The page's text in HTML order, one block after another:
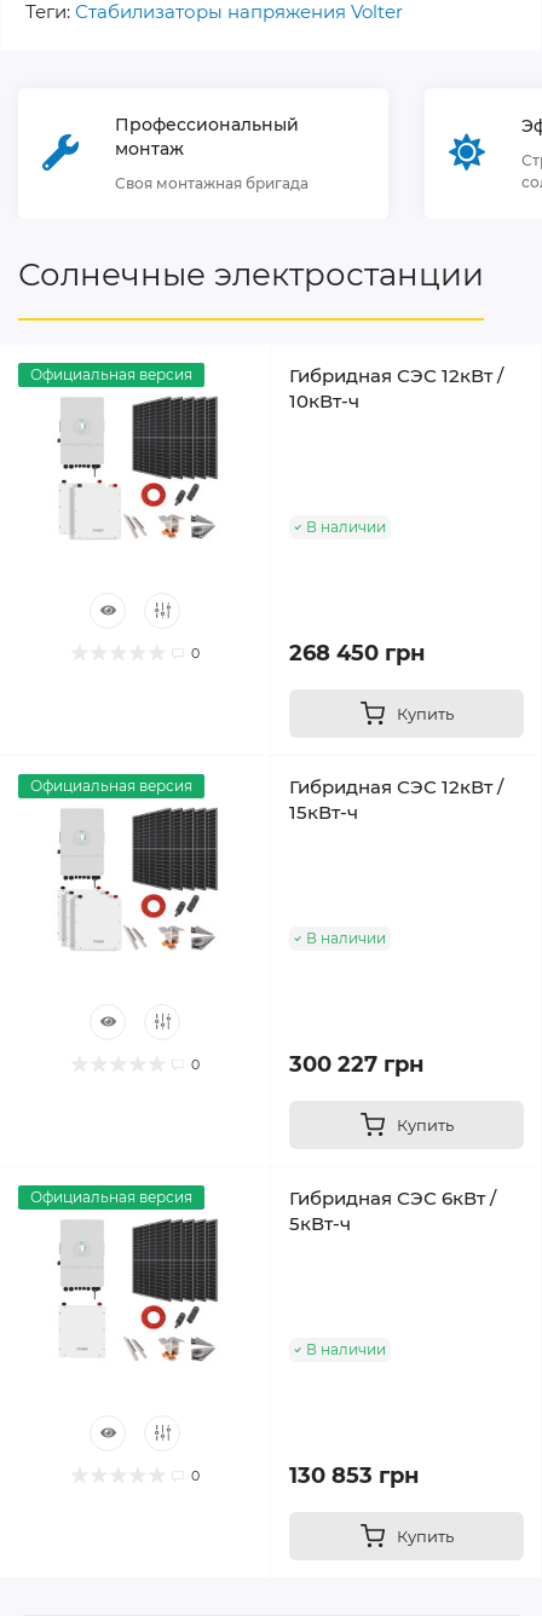
Теги: Стабилизаторы напряжения Volter
Профессиональный
монтаж
Своя монтажная бригада
Солнечные электростанции
Официальная версия
0
Гибридная СЭС 12кВт /
10кВт-ч
В наличии
268 450 грн
Купить
Официальная версия
0
Гибридная СЭС 12кВт /
15кВт-ч
В наличии
300 227 грн
Купить
Официальная версия
0
Гибридная СЭС 6кВт /
5кВт-ч
В наличии
130 853 грн
Купить